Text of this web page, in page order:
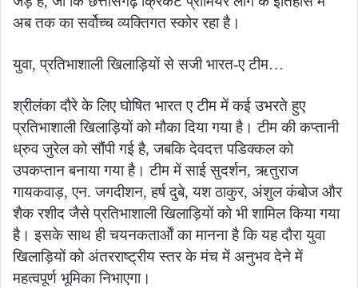
अब तक का सर्वोच्च व्यक्तिगत स्कोर रहा है।
युवा, प्रतिभाशाली खिलाड़ियों से सजी भारत-ए टीम…
श्रीलंका दौरे के लिए घोषित भारत ए टीम में कई उभरते हुए
प्रतिभाशाली खिलाड़ियों को मौका दिया गया है। टीम की कप्तानी
ध्रुव जुरेल को सौंपी गई है, जबकि देवदत्त पडिक्कल को
उपकप्तान बनाया गया है। टीम में साई सुदर्शन, ऋतुराज
गायकवाड़, एन. जगदीशन, हर्ष दुबे, यश ठाकुर, अंशुल कंबोज और
शैक रशीद जैसे प्रतिभाशाली खिलाड़ियों को भी शामिल किया गया
है। इसके साथ ही चयनकतार्ओं का मानना है कि यह दौरा युवा
खिलाड़ियों को अंतरराष्ट्रीय स्तर के मंच में अनुभव देने में
महत्वपूर्ण भूमिका निभाएगा।